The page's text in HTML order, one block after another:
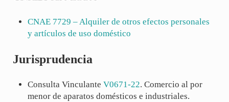
CNAE 7729 – Alquiler de otros efectos personales
y artículos de uso doméstico
Jurisprudencia
Consulta VinculanteV0671-22. Comercio al por
menor de aparatos domésticos e industriales.